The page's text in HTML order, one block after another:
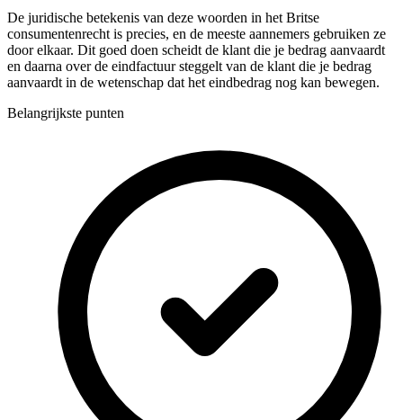
De juridische betekenis van deze woorden in het Britse
consumentenrecht is precies, en de meeste aannemers gebruiken ze
door elkaar. Dit goed doen scheidt de klant die je bedrag aanvaardt
en daarna over de eindfactuur steggelt van de klant die je bedrag
aanvaardt in de wetenschap dat het eindbedrag nog kan bewegen.
Belangrijkste punten